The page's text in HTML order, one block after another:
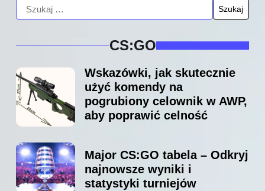
CS:GO
Wskazówki, jak skutecznie
użyć komendy na
pogrubiony celownik w AWP,
aby poprawić celność
Major CS:GO tabela – Odkryj
najnowsze wyniki i
statystyki turniejów